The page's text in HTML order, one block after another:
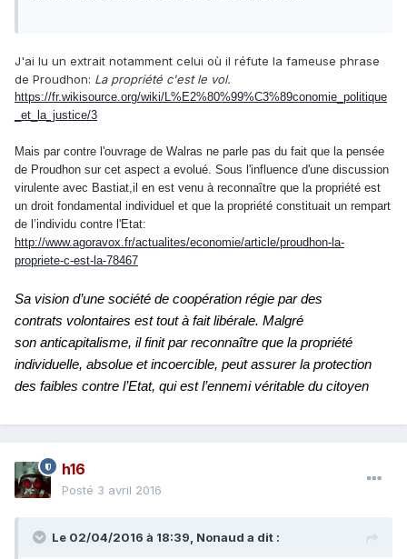
J'ai lu un extrait notamment celui où il réfute la fameuse phrase
de Proudhon: La propriété c'est le vol.
https://fr.wikisource.org/wiki/L%E2%80%99%C3%89conomie_politique
_et_la_justice/3
Mais par contre l'ouvrage de Walras ne parle pas du fait que la pensée
de Proudhon sur cet aspect a evolué. Sous l'influence d'une discussion
virulente avec Bastiat,il en est venu à reconnaître que la propriété est
un droit fondamental individuel et que la propriété constituait un rempart
de l’individu contre l'Etat:
http://www.agoravox.fr/actualites/economie/article/proudhon-la-
propriete-c-est-la-78467
Sa vision d’une société de coopération régie par des
contrats volontaires est tout à fait libérale. Malgré
son anticapitalisme, il finit par reconnaître que la propriété
individuelle, absolue et incoercible, peut assurer la protection
des faibles contre l’Etat, qui est l’ennemi véritable du citoyen
h16
Posté 3 avril 2016
Le 02/04/2016 à 18:39, Nonaud a dit :